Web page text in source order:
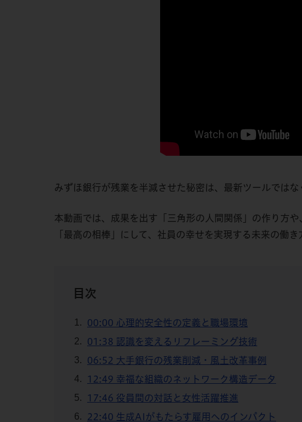
みずほ銀行が残業を半減させた秘密は、最新ツールでは
本動画では、成果を出す「三角形の人間関係」の作り方
「最高の相棒」にして、社員の幸せを実現する未来の働き
目次
00:00 心理的安全性の定義と職場環境
01:38 認識を変えるリフレーミング技術
06:52 大手銀行の残業削減・風土改革事例
12:49 幸福な組織のネットワーク構造データ
17:46 役員間の対話と女性活躍推進
22:40 生成AIがもたらす雇用へのインパクト